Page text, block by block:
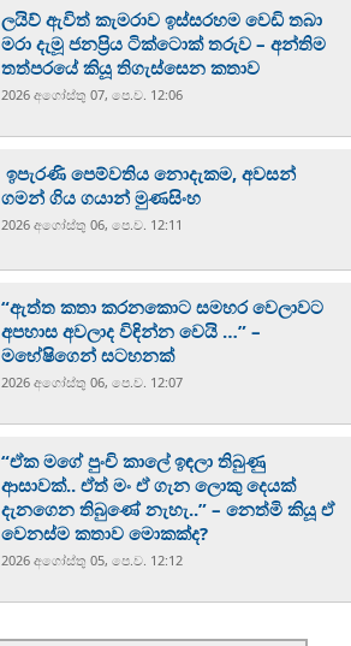
ලයිව් ඇවිත් කැමරාව ඉස්සරහම වෙඩි තබා
මරා දැමූ ජනප්‍රිය ටික්ටොක් තරුව – අන්තිම
තත්පරයේ කියූ තිගැස්සෙන කතාව
2026 අගෝස්‍තු 07, පෙ.ව. 12:06
ඉපැරණි පෙම්වතිය නොදැකම, අවසන්
ගමන් ගිය ගයාන් මුණසිංහ
2026 අගෝස්‍තු 06, පෙ.ව. 12:11
“ඇත්ත කතා කරනකොට සමහර වෙලාවට
අපහාස අවලාද විඳින්න වෙයි …” –
මහේෂිගෙන් සටහනක්
2026 අගෝස්‍තු 06, පෙ.ව. 12:07
“ඒක මගේ පුංචි කාලේ ඉඳලා තිබුණු
ආසාවක්.. ඒත් මං ඒ ගැන ලොකු දෙයක්
දැනගෙන තිබුණේ නැහැ..” – නෙත්මි කියූ ඒ
වෙනස්ම කතාව මොකක්ද?
2026 අගෝස්‍තු 05, පෙ.ව. 12:12